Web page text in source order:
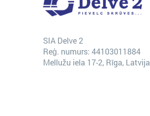
SIA Delve 2
Reģ. numurs: 44103011884
Mellužu iela 17-2, Rīga, Latvija